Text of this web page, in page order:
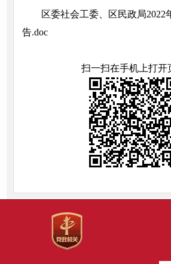
区委社会工委、区民政局2022
告.doc
扫一扫在手机上打开